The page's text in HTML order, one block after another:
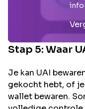
Stap 5: Waar
Je kan UAI
gekocht hebt, of
wallet bewaren.